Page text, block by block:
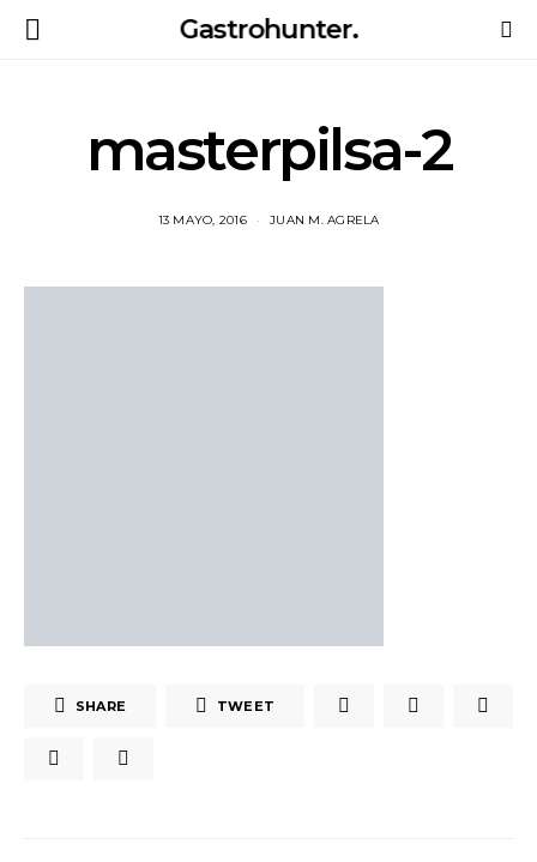
Gastrohunter.
masterpilsa-2
13 MAYO, 2016 JUAN M. AGRELA
SHARE TWEET